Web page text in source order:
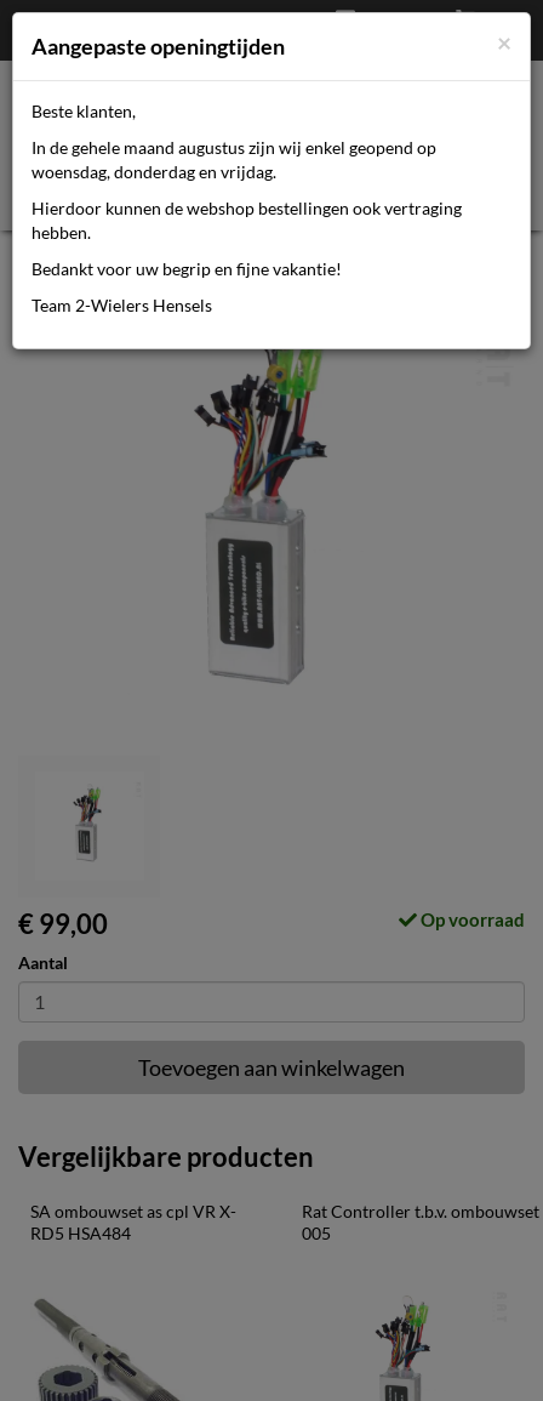
€0,00
Afrekenen
Mijn account
Rat Controller t.b.v. ombouwset 005
€ 99,00 Op voorraad
Aantal
Toevoegen aan winkelwagen
Vergelijkbare producten
SA ombouwset as cpl VR X-
RD5 HSA484
Rat Controller t.b.v. ombouwset
005
×
Aangepaste openingtijden
Beste klanten,
In de gehele maand augustus zijn wij enkel geopend op
woensdag, donderdag en vrijdag.
Hierdoor kunnen de webshop bestellingen ook vertraging
hebben.
Bedankt voor uw begrip en fijne vakantie!
Team 2-Wielers Hensels